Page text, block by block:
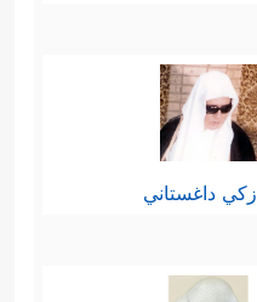
زكي داغستاني